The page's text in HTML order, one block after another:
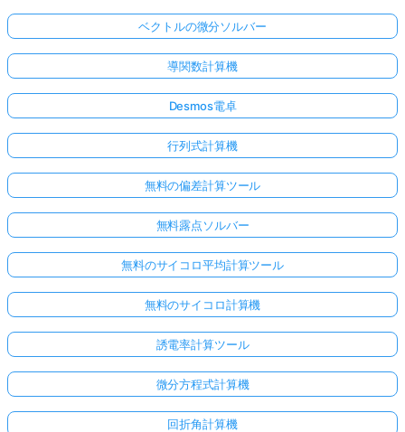
ベクトルの微分ソルバー
導関数計算機
Desmos電卓
行列式計算機
無料の偏差計算ツール
無料露点ソルバー
無料のサイコロ平均計算ツール
無料のサイコロ計算機
誘電率計算ツール
微分方程式計算機
回折角計算機